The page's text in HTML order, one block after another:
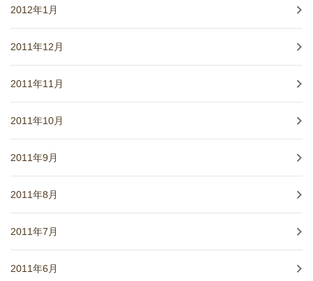
2012年1月
2011年12月
2011年11月
2011年10月
2011年9月
2011年8月
2011年7月
2011年6月